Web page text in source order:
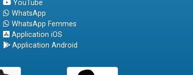
YouTube
WhatsApp
WhatsApp Femmes
Application iOS
Application Android